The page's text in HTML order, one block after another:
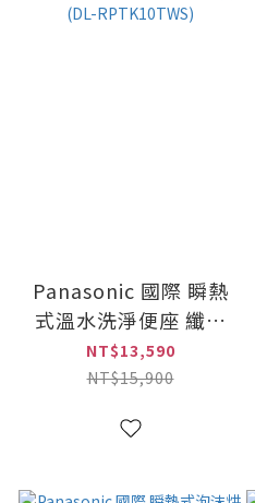
Panasonic 國際 瞬熱
式溫水洗淨便座 纖薄
美型系列 免費安裝
(DL-RPTK10TWS)
NT$13,590
NT$15,900